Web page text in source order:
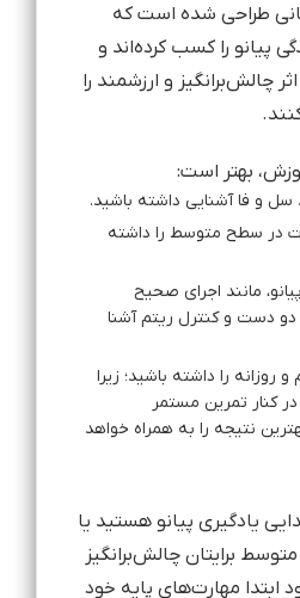
طراحی شده است که
پیانو را کسب کرده‌اند و
چالش‌برانگیز و ارزشمند را
بهتر است:
سل و فا آشنایی داشته باشید.
در سطح متوسط را داشته
مانند اجرای صحیح
دو دست و کنترل ریتم آشنا
روزانه را داشته باشید؛ زیرا
کنار تمرین مستمر
نتیجه را به همراه خواهد
یادگیری پیانو هستید یا
برایتان چالش‌برانگیز
مهارت‌های پایه خود